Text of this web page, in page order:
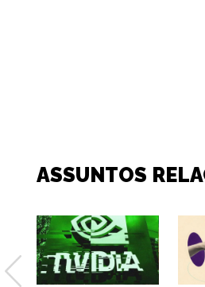
ASSUNTOS